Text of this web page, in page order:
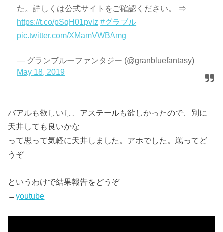
た。詳しくは公式サイトをご確認ください。 ⇒
https://t.co/pSqH01pvlz #グラブル
pic.twitter.com/XMamVWBAmg
— グランブルーファンタジー (@granbluefantasy)
May 18, 2019
バアルも欲しいし、アステールも欲しかったので、別に
天井しても良いかな
って思って気軽に天井しました。アホでした。罵ってど
うぞ
というわけで結果報告をどうぞ
→youtube